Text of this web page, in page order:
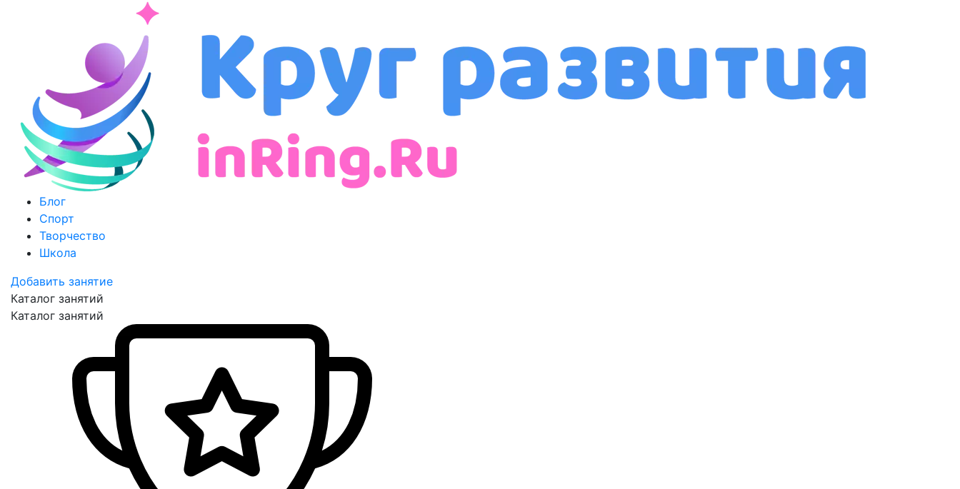
Блог
Спорт
Творчество
Школа
Добавить занятие
Каталог занятий
Каталог занятий